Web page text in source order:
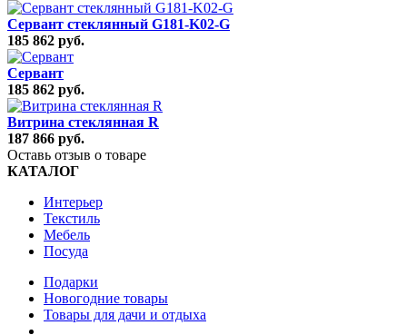
Сервант стеклянный G181-K02-G
185 862 руб.
Сервант
185 862 руб.
Витрина стеклянная R
187 866 руб.
Оставь отзыв о товаре
КАТАЛОГ
Интерьер
Текстиль
Мебель
Посуда
Подарки
Новогодние товары
Товары для дачи и отдыха